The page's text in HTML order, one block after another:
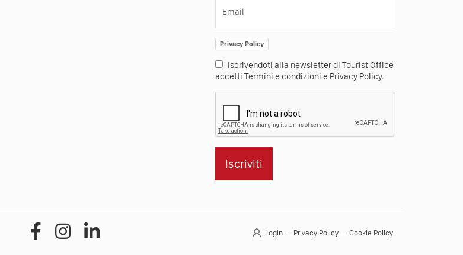
Email
Privacy Policy
Iscrivendoti alla newsletter di Tourist Office
accetti Termini e condizioni e Privacy Policy.
Iscriviti
Login Privacy Policy Cookie Policy